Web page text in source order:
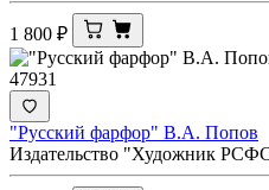
1 800 ₽
47931
"Русский фарфор" В.А. Попов
Издательство "Художник